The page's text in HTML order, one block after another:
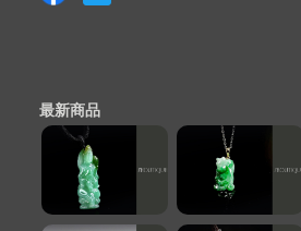
最新商品